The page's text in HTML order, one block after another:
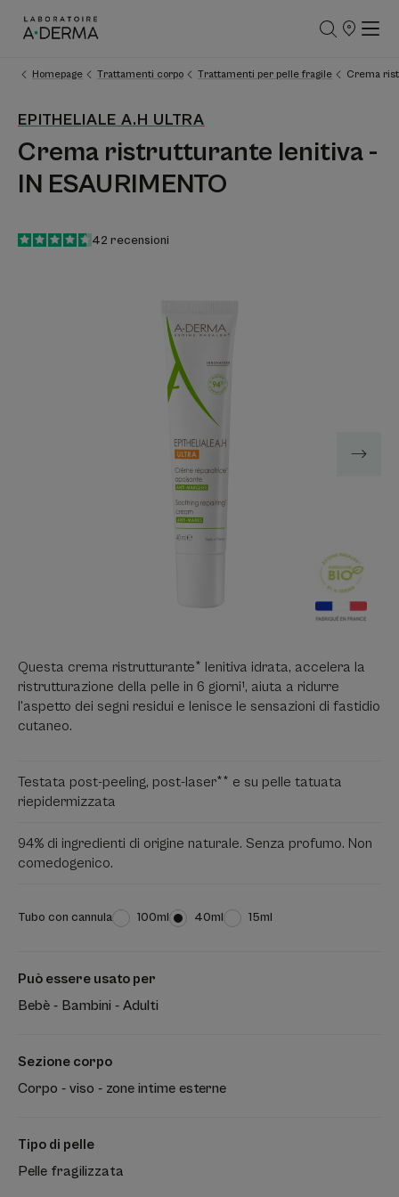
PUNTI
Homepage Trattamenti corpo Trattamenti per pelle fragile Crema
EPITHELIALE A.H ULTRA
Crema ristrutturante lenitiva -
IN ESAURIMENTO
4.6
/5
42 recensioni
Questa crema ristrutturante* lenitiva idrata, accelera la
ristrutturazione della pelle in 6 giorni¹, aiuta a ridurre
l'aspetto dei segni residui e lenisce le sensazioni di fastidio
cutaneo.
Testata post-peeling, post-laser** e su pelle tatuata
riepidermizzata
94% di ingredienti di origine naturale. Senza profumo. Non
comedogenico.
Tubo con cannula
Tubo
100ml
Tubo
40ml
Tubo
15ml
Può essere usato per
Bebè - Bambini - Adulti
Sezione corpo
Corpo - viso - zone intime esterne
Tipo di pelle
Pelle fragilizzata